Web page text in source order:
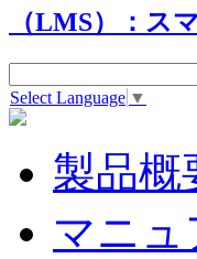
Select Language ▼
製品概
マニュ